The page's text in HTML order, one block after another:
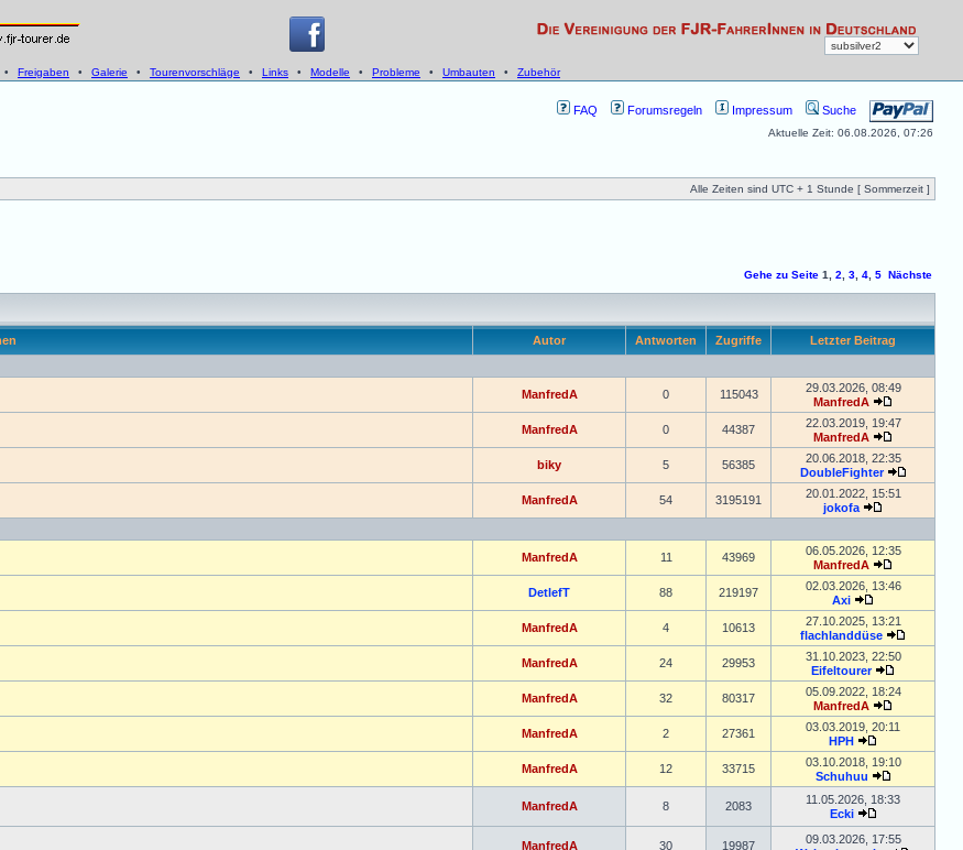
• Freigaben • Galerie • Tourenvorschläge • Links • Modelle • Probleme • Umbauten • Zubehör
FAQ Forumsregeln Impressum Suche
Aktuelle Zeit: 06.08.2026, 07:26
Alle Zeiten sind UTC + 1 Stunde [ Sommerzeit ]
Gehe zu Seite 1 2 3 4 5 Nächste
Autor Antworten Zugriffe Letzter Beitrag
ManfredA 0 115043
29.03.2026, 08:49
ManfredA
ManfredA 0 44387
22.03.2019, 19:47
ManfredA
biky 5 56385
20.06.2018, 22:35
DoubleFighter
ManfredA 54 3195191
20.01.2022, 15:51
jokofa
ManfredA 11 43969
06.05.2026, 12:35
ManfredA
DetlefT 88 219197
02.03.2026, 13:46
Axi
ManfredA 4 10613
27.10.2025, 13:21
flachlanddüse
ManfredA 24 29953
31.10.2023, 22:50
Eifeltourer
ManfredA 32 80317
05.09.2022, 18:24
ManfredA
ManfredA 2 27361
03.03.2019, 20:11
HPH
ManfredA 12 33715
03.10.2018, 19:10
Schuhuu
ManfredA 8 2083
11.05.2026, 18:33
Ecki
ManfredA 30 19987
09.03.2026, 17:55